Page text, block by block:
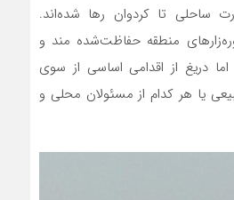
ساحلی تا کردوان رها شده‌اند.
منطقه حفاظت‌شده مند و
دریغ از اقدامی اساسی از سوی
یا هر کدام از مسئولان محلی و